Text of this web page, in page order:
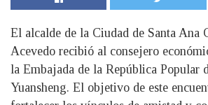
El alcalde de la Ciudad de Santa Ana
Acevedo recibió al consejero
la Embajada de la República Popular
Yuansheng. El objetivo de este